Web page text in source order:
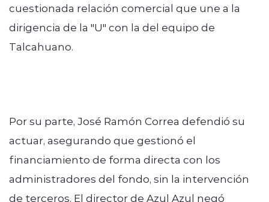
cuestionada relación comercial que une a la
dirigencia de la "U" con la del equipo de
Talcahuano.
Por su parte, José Ramón Correa defendió su
actuar, asegurando que gestionó el
financiamiento de forma directa con los
administradores del fondo, sin la intervención
de terceros. El director de Azul Azul negó